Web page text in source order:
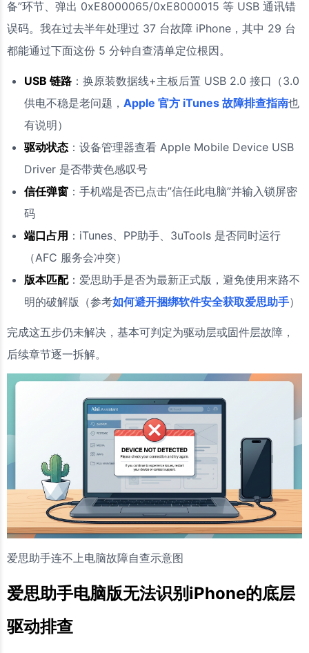
备”环节、弹出 0xE8000065/0xE8000015 等 USB 通讯错
误码。我在过去半年处理过 37 台故障 iPhone，其中 29 台
都能通过下面这份 5 分钟自查清单定位根因。
USB 链路 ：换原装数据线+主板后置 USB 2.0 接口（3.0
供电不稳是老问题， Apple 官方 iTunes 故障排查指南也
有说明）
驱动状态 ：设备管理器查看 Apple Mobile Device USB
Driver 是否带黄色感叹号
信任弹窗 ：手机端是否已点击”信任此电脑”并输入锁屏密
码
端口占用 ：iTunes、PP助手、3uTools 是否同时运行
（AFC 服务会冲突）
版本匹配：爱思助手是否为最新正式版，避免使用来路不
明的破解版（参考如何避开捆绑软件安全获取爱思助手）
完成这五步仍未解决，基本可判定为驱动层或固件层故障，
后续章节逐一拆解。
爱思助手连不上电脑故障自查示意图
爱思助手电脑版无法识别iPhone的底层
驱动排查